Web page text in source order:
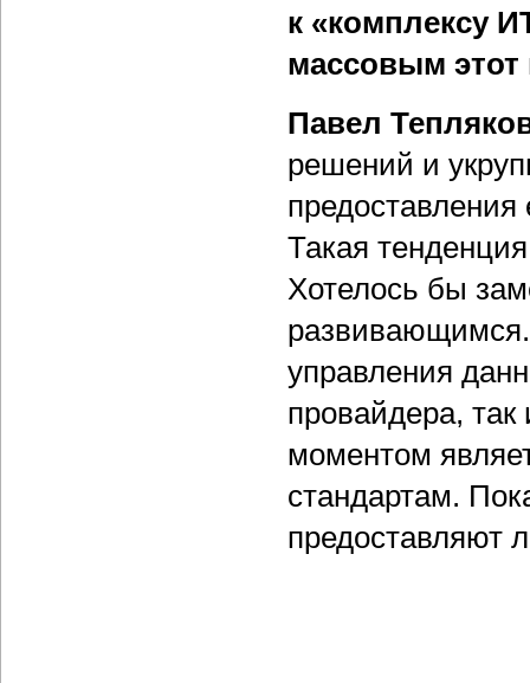
к «комплексу
массовым этот
Павел
решений и
предоставления
Такая
Хотелось бы
управления
провайдера,
моментом
стандартам.
предоставляют